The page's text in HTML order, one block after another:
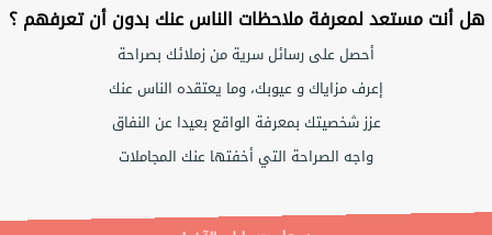
هل أنت مستعد لمعرفة ملاحظات الناس عنك بدون أن تعرفهم ؟
أحصل على رسائل سرية من زملائك بصراحة
إعرف مزاياك و عيوبك، وما يعتقده الناس عنك
عزز شخصيتك بمعرفة الواقع بعيدا عن النفاق
واجه الصراحة التي أخفتها عنك المجاملات